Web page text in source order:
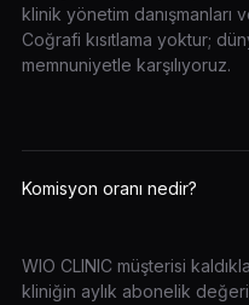
klinik yönetim
Coğrafi kısıtlama yoktur;
memnuniyetle karşılıyoruz.
Komisyon oranı nedir?
WIO CLINIC müşterisi
kliniğin aylık abonelik